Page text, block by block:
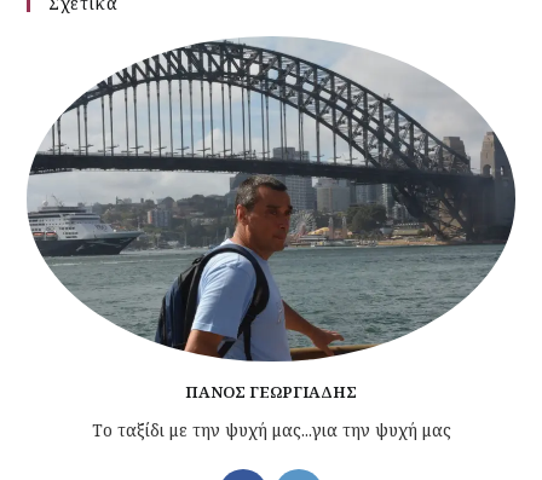
ΠΆΝΟΣ ΓΕΩΡΓΙΆΔΗΣ
Το ταξίδι με την ψυχή μας...για την ψυχή μας